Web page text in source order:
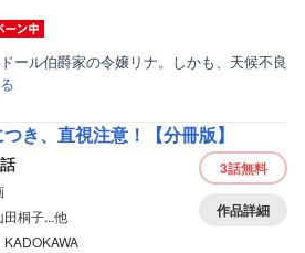
ール伯爵家の令嬢リナ。しかも、天候不良
き、直視注意！【分冊版】
桐子...他
3話無料
作品詳細